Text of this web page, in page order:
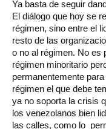
Ya basta de seguir
El diálogo que hoy se
régimen, sino entre el
resto de las
o no al régimen. No es
régimen minoritario
permanentemente
régimen el que debe
ya no soporta la crisis
los venezolanos bien
las calles, como lo